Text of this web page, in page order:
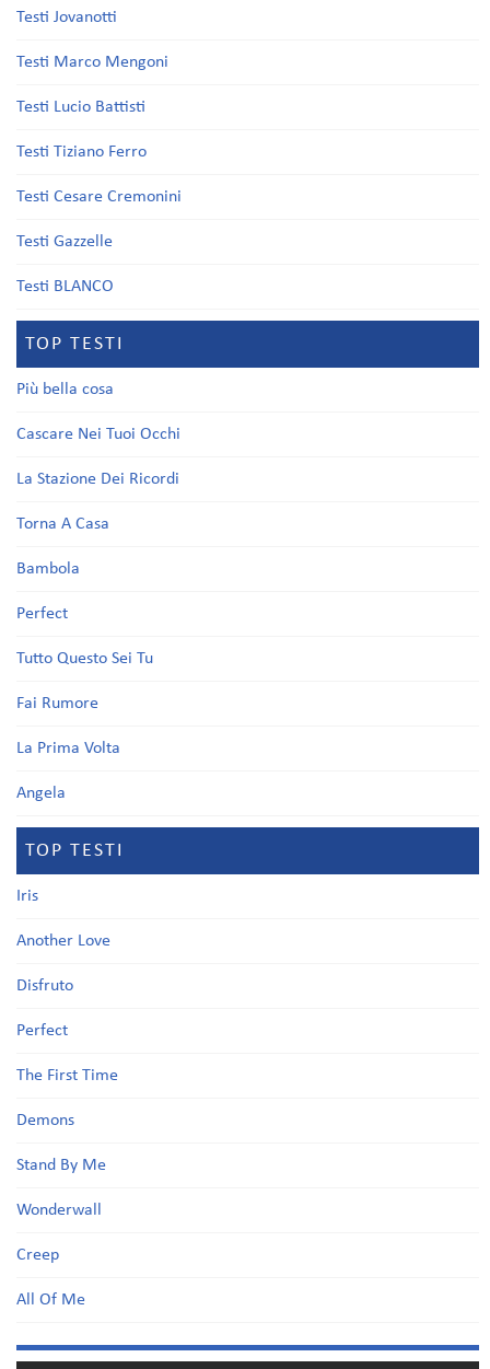
Testi Jovanotti
Testi Marco Mengoni
Testi Lucio Battisti
Testi Tiziano Ferro
Testi Cesare Cremonini
Testi Gazzelle
Testi BLANCO
TOP TESTI
Più bella cosa
Cascare Nei Tuoi Occhi
La Stazione Dei Ricordi
Torna A Casa
Bambola
Perfect
Tutto Questo Sei Tu
Fai Rumore
La Prima Volta
Angela
TOP TESTI
Iris
Another Love
Disfruto
Perfect
The First Time
Demons
Stand By Me
Wonderwall
Creep
All Of Me